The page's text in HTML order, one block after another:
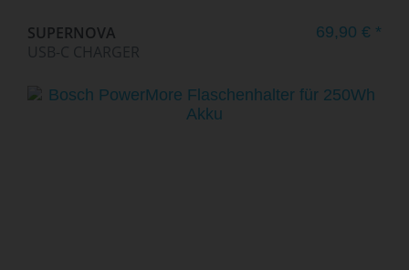
SUPERNOVA
USB-C CHARGER
69,90 € *